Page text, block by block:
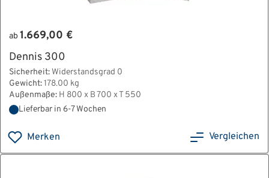
ab 1.669,00 €
Dennis 300
Sicherheit: Widerstandsgrad 0
Gewicht:178.00 kg
Außenmaße: H 800 x B 700 x T 550
Lieferbar in 6-7 Wochen
Merken Vergleichen